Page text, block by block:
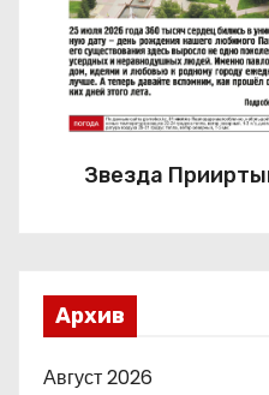
Звезда
Архив
Август 2026